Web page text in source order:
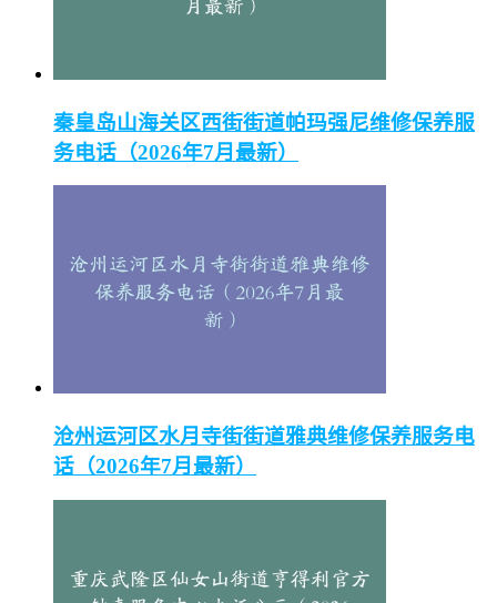
秦皇岛山海关区西街街道帕玛强尼维修保养服
务电话（2026年7月最新）
沧州运河区水月寺街街道雅典维修保养服务电
话（2026年7月最新）